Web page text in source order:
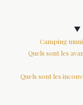
Camping
Quels sont les
Quels sont les